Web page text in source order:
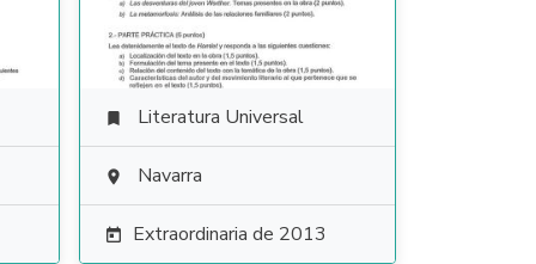
 Literatura Universal
 Navarra
 Extraordinaria de 2013